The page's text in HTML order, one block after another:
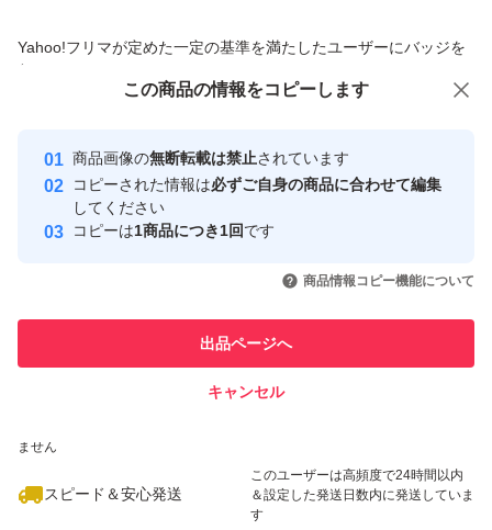
Yahoo!フリマが定めた一定の基準を満たしたユーザーにバッジを
付与しています
安心取引出品者
心・安全なユーザーです
取引実績
引を完了させた実績があります
での取引実績があります
ません
スピード＆安心発送
このユーザーは高頻度で24時間以内
＆設定した発送日数内に発送していま
す
この商品の情報をコピーします
商品画像の無断転載は禁止されています
コピーされた情報は必ずご自身の商品に合わせて編集
してください
コピーは1商品につき1回です
商品情報コピー機能について
出品ページへ
キャンセル
この商品をみている人にオススメ